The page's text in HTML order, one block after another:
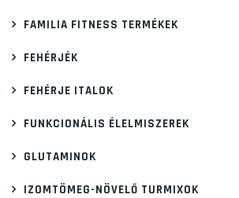
FAMILIA FITNESS TERMÉKEK
FEHÉRJÉK
FEHÉRJE ITALOK
FUNKCIONÁLIS ÉLELMISZEREK
GLUTAMINOK
IZOMTÖMEG-NÖVELŐ TURMIXOK